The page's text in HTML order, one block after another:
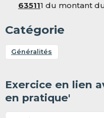
635111 du montant
Catégorie
Généralités
Exercice en lien
en pratique'